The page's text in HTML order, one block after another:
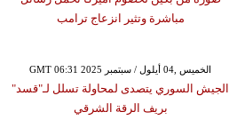
مباشرة وتثير انزعاج ترامب
GMT 06:31 2025 الخميس ,04 أيلول / سبتمبر
الجيش السوري يتصدى لمحاولة تسلل لـ"قسد"
بريف الرقة الشرقي